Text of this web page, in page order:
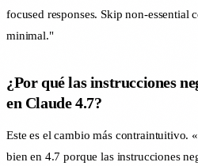
focused responses. Skip non-essential
minimal."
¿Por qué las instrucciones
en Claude 4.7?
Este es el cambio más contraintuitivo.
bien en 4.7 porque las instrucciones